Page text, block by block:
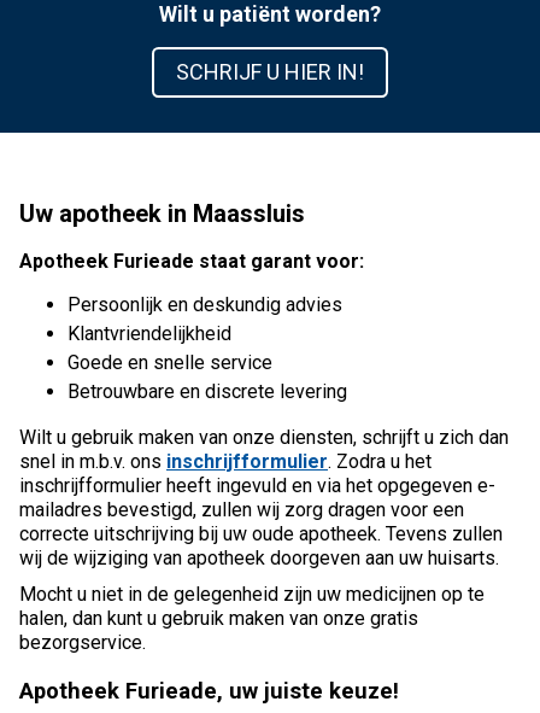
Wilt u patiënt worden?
SCHRIJF U HIER IN!
Uw apotheek in Maassluis
Apotheek Furieade staat garant voor:
Persoonlijk en deskundig advies
Klantvriendelijkheid
Goede en snelle service
Betrouwbare en discrete levering
Wilt u gebruik maken van onze diensten, schrijft u zich dan
snel in m.b.v. ons inschrijfformulier. Zodra u het
inschrijfformulier heeft ingevuld en via het opgegeven e-
mailadres bevestigd, zullen wij zorg dragen voor een
correcte uitschrijving bij uw oude apotheek. Tevens zullen
wij de wijziging van apotheek doorgeven aan uw huisarts.
Mocht u niet in de gelegenheid zijn uw medicijnen op te
halen, dan kunt u gebruik maken van onze gratis
bezorgservice.
Apotheek Furieade, uw juiste keuze!